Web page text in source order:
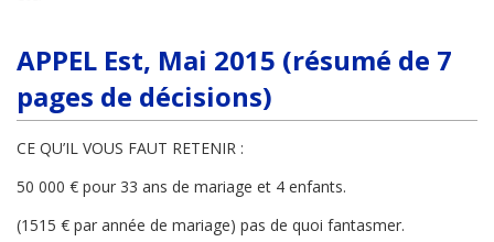
APPEL Est, Mai 2015 (résumé de 7
pages de décisions)
CE QU’IL VOUS FAUT RETENIR :
50 000 € pour 33 ans de mariage et 4 enfants.
(1515 € par année de mariage) pas de quoi fantasmer.